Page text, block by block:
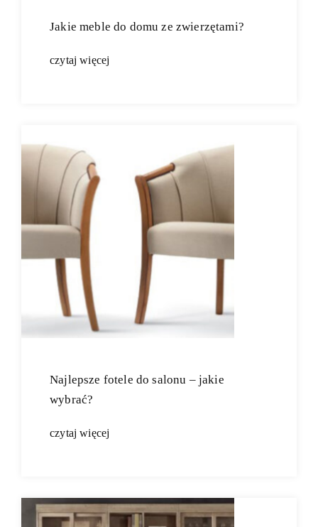
Jakie meble do domu ze zwierzętami?
czytaj więcej
Najlepsze fotele do salonu – jakie
wybrać?
czytaj więcej